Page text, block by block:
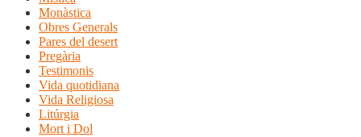
Monàstica
Obres Generals
Pares del desert
Pregària
Testimonis
Vida quotidiana
Vida Religiosa
Litúrgia
Mort i Dol